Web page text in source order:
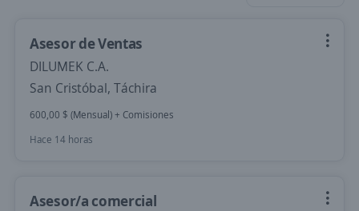
Asesor de Ventas
DILUMEK C.A.
San Cristóbal, Táchira
600,00 $ (Mensual) + Comisiones
Hace 14 horas
Asesor/a comercial